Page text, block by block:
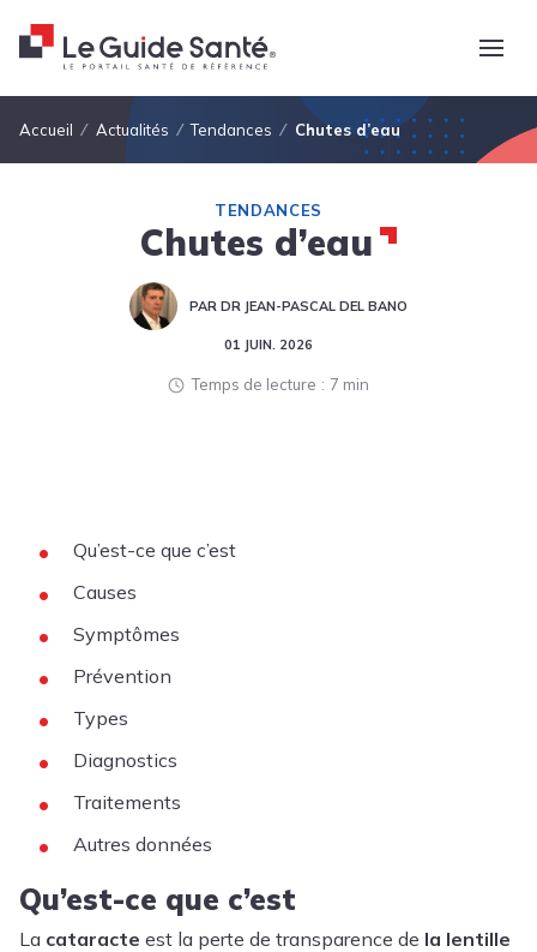
Fil d'Ariane
Accueil Actualités Tendances Chutes d’eau
TENDANCES
Chutes d’eau
PAR DR JEAN-PASCAL DEL BANO
01 JUIN. 2026
Temps de lecture 7 min
Qu’est-ce que c’est
Causes
Symptômes
Prévention
Types
Diagnostics
Traitements
Autres données
Qu’est-ce que c’est
La cataracte est la perte de transparence de la lentille